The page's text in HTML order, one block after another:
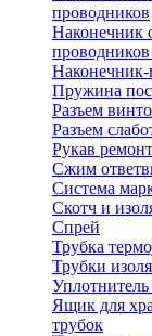
проводников
Наконечник
Наконечник-
Пружина
Разъем
Разъем
Рукав
Сжим
Система
Скотч и
Спрей
Трубка
Трубки
Ящик для
трубок